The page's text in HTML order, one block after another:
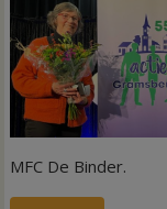
MFC De Binder.